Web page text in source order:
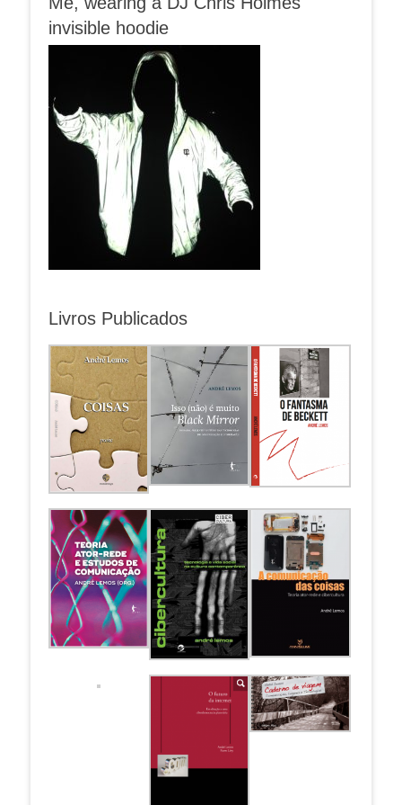
invisible hoodie
Livros Publicados